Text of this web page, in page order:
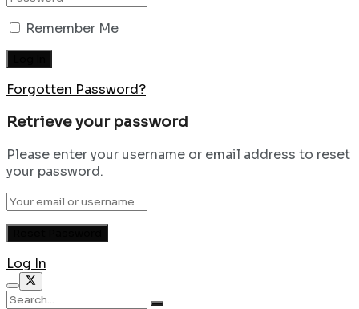
Remember Me
Forgotten Password?
Retrieve your password
Please enter your username or email address to reset
your password.
Log In